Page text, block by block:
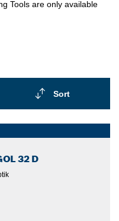
Tools are only available
Sort
32 D